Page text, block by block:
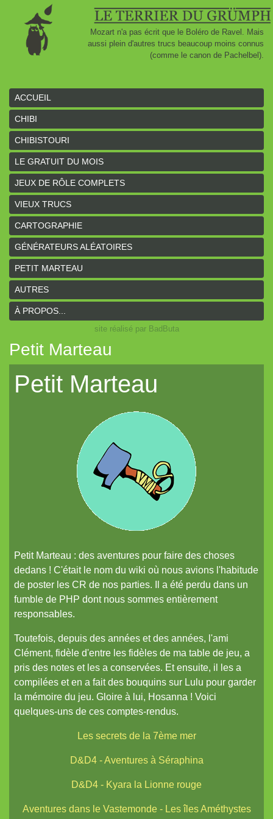
Mozart n'a pas écrit que le Boléro de Ravel. Mais
aussi plein d'autres trucs beaucoup moins connus
(comme le canon de Pachelbel).
ACCUEIL
CHIBI
CHIBISTOURI
LE GRATUIT DU MOIS
JEUX DE RÔLE COMPLETS
VIEUX TRUCS
CARTOGRAPHIE
GÉNÉRATEURS ALÉATOIRES
PETIT MARTEAU
AUTRES
À PROPOS...
site réalisé par BadButa
Petit Marteau
Petit Marteau
Petit Marteau : des aventures pour faire des choses
dedans ! C'était le nom du wiki où nous avions l'habitude
de poster les CR de nos parties. Il a été perdu dans un
fumble de PHP dont nous sommes entièrement
responsables.
Toutefois, depuis des années et des années, l'ami
Clément, fidèle d'entre les fidèles de ma table de jeu, a
pris des notes et les a conservées. Et ensuite, il les a
compilées et en a fait des bouquins sur Lulu pour garder
la mémoire du jeu. Gloire à lui, Hosanna ! Voici
quelques-uns de ces comptes-rendus.
Les secrets de la 7ème mer
D&D4 - Aventures à Séraphina
D&D4 - Kyara la Lionne rouge
Aventures dans le Vastemonde - Les îles Améthystes